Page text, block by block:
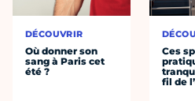
DÉCOUVRIR
Où donner son
sang à Paris cet
été ?
Ces
fil de